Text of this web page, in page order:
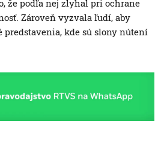
že podľa nej zlyhal pri ochrane
Zároveň vyzvala ľudí, aby
kde sú slony nútení